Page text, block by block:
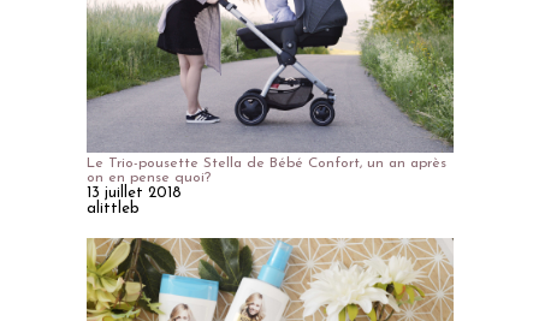
Le Trio-pousette Stella de Bébé Confort, un an après
on en pense quoi?
13 juillet 2018
alittleb